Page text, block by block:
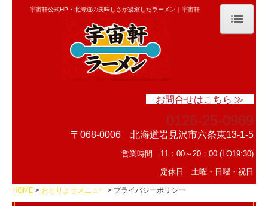
おとりよせメニュー
宇宙軒公式HP・北海道の美味しさが凝縮したラーメン｜宇宙軒
お問合せはこちら ≫
0126-25-0969
〒068-0006 北海道岩見沢市六条東13-1-5
営業時間 11：00～20：00 (LO19:30)
定休日 土曜・日曜・祝日
HOME おとりよせメニュー プライバシーポリシー